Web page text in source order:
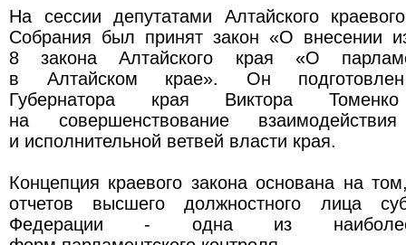
На сессии депутатами Алтайского
Собрания был принят закон «О внесении
8 закона Алтайского края «О
в Алтайском крае». Он
Губернатора края Виктора
на совершенствование взаимодействия
и исполнительной ветвей власти края.
Концепция краевого закона основана на
отчетов высшего должностного лица
Федерации - одна из наиболее